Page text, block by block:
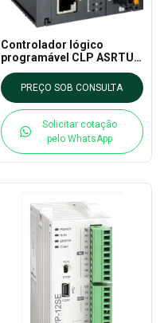
Controlador lógico
programável CLP ASRTU-
EC16AP1TA DELTA - AS
CLP EXTN
PREÇO SOB CONSULTA
Solicitar cotação
pelo WhatsApp